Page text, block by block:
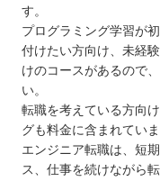
す。
プログラミング学習が
付けたい方向け、未経
けのコースがあるので
い。
転職を考えている方向
グも料金に含まれていま
エンジニア転職は、短
ス、仕事を続けながら